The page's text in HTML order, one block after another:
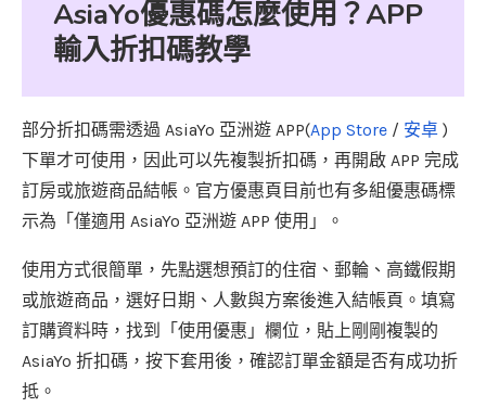
AsiaYo優惠碼怎麼使用？APP
輸入折扣碼教學
部分折扣碼需透過 AsiaYo 亞洲遊 APP(App Store / 安卓 )
下單才可使用，因此可以先複製折扣碼，再開啟 APP 完成
訂房或旅遊商品結帳。官方優惠頁目前也有多組優惠碼標
示為「僅適用 AsiaYo 亞洲遊 APP 使用」。
使用方式很簡單，先點選想預訂的住宿、郵輪、高鐵假期
或旅遊商品，選好日期、人數與方案後進入結帳頁。填寫
訂購資料時，找到「使用優惠」欄位，貼上剛剛複製的
AsiaYo 折扣碼，按下套用後，確認訂單金額是否有成功折
抵。